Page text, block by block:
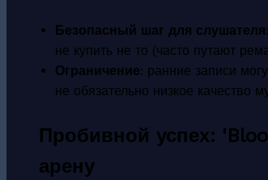
Безопасный шаг для слушателя
не купить не то (часто путают
Ограничение: ранние записи
не обязательно низкое качество
Пробивной успех:
арену